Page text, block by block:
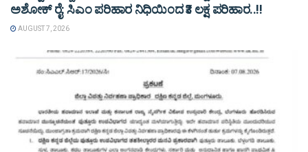
ಅಶೋಕ್ ರೈ: ಸಿಎಂ ಪರಿಹಾರ ನಿಧಿಯಿಂದ ₹3 ಲಕ್ಷ ಪರಿಹಾರ..!!
AUGUST 7, 2026